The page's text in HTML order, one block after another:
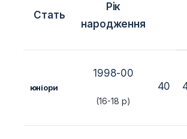
Стать
Рік
народження
юніори
1998-00
(16-18 р)
40